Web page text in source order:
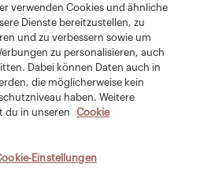
verwenden Cookies und ähnliche
Dienste bereitzustellen, zu
und zu verbessern sowie um
zu personalisieren, auch
Dabei können Daten auch in
die möglicherweise kein
haben. Weitere
du in unseren
Cookie
Einstellungen